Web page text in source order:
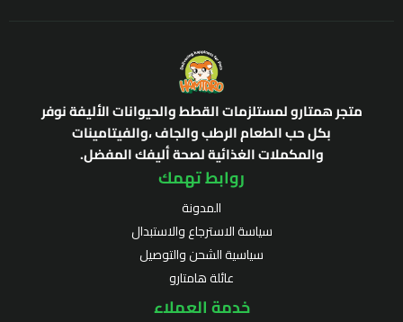
متجر همتارو لمستلزمات القطط والحيوانات الأليفة نوفر
بكل حب الطعام الرطب والجاف ،والفيتامينات
والمكملات الغذائية لصحة أليفك المفضل.
روابط تهمك
المدونة
سياسة الاسترجاع والاستبدال
سياسية الشحن والتوصيل
عائلة هامتارو
خدمة العملاء